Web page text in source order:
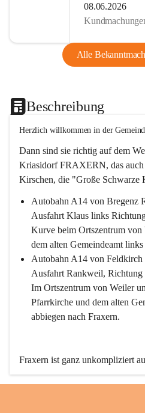
08.06.2026
Alle
Beschreibung
Herzlich willkommen in der
Dann sind sie richtig auf dem
Kriasidorf FRAXERN, das auch
Kirschen, die "Große Schwarze
Autobahn A14 von Bregenz
Ausfahrt Klaus links
Kurve beim Ortszentrum
dem alten Gemeindeamt
Autobahn A14 von Feldkirch
Ausfahrt Rankweil, Richtung
Im Ortszentrum von Weiler
Pfarrkirche und dem alten
abbiegen nach Fraxern.
Fraxern ist ganz unkompliziert
den öffentlichen